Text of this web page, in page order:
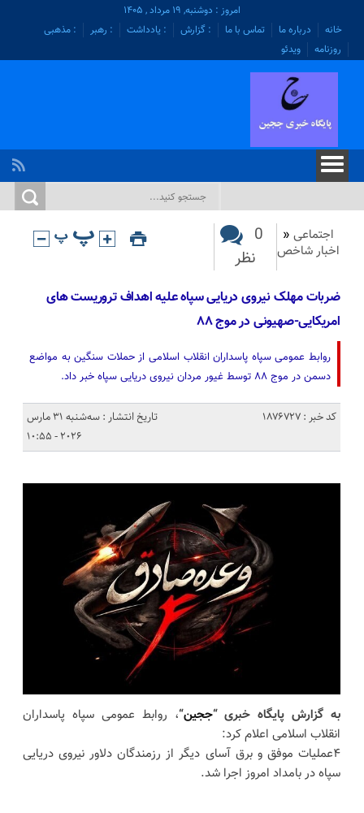
امروز : دوشنبه, ۱۹ مرداد , ۱۴۰۵
خانه
درباره ما تماس با ما : گزارش : یادداشت : رهبر
: مذهبی
روزنامه
ویدئو
اجتماعی «
اخبار شاخص
0
نظر
ضربات مهلک نیروی دریایی سپاه علیه اهداف تروریست های
امریکایی-صهیونی در موج ۸۸
روابط عمومی سپاه پاسداران انقلاب اسلامی از حملات سنگین به مواضع
دسمن در موج ۸۸ توسط غیور مردان نیروی دریایی سپاه خبر داد.
کد خبر : 1876727
تاریخ انتشار : سه‌شنبه 31 مارس
2026 - 10:55
به گزارش پایگاه خبری “ججین“، روابط عمومی سپاه پاسداران
انقلاب اسلامی اعلام کرد:
۴عملیات موفق و برق آسای دیگر از رزمندگان دلاور نیروی دریایی
سپاه در بامداد امروز اجرا شد.